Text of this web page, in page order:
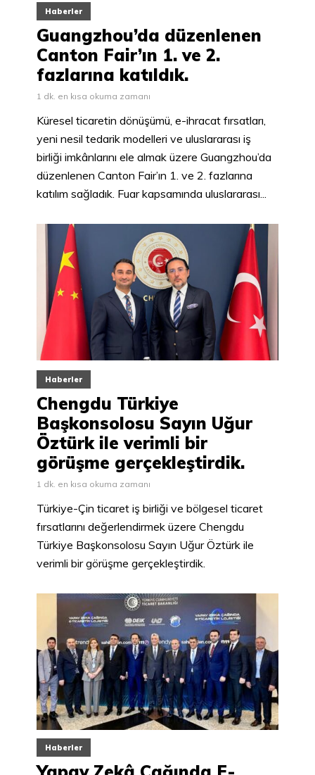
Haberler
Guangzhou’da düzenlenen
Canton Fair’ın 1. ve 2.
fazlarına katıldık.
1 dk. en kısa okuma zamanı
Küresel ticaretin dönüşümü, e-ihracat fırsatları,
yeni nesil tedarik modelleri ve uluslararası iş
birliği imkânlarını ele almak üzere Guangzhou’da
düzenlenen Canton Fair’ın 1. ve 2. fazlarına
katılım sağladık. Fuar kapsamında uluslararası...
Haberler
Chengdu Türkiye
Başkonsolosu Sayın Uğur
Öztürk ile verimli bir
görüşme gerçekleştirdik.
1 dk. en kısa okuma zamanı
Türkiye-Çin ticaret iş birliği ve bölgesel ticaret
fırsatlarını değerlendirmek üzere Chengdu
Türkiye Başkonsolosu Sayın Uğur Öztürk ile
verimli bir görüşme gerçekleştirdik.
Haberler